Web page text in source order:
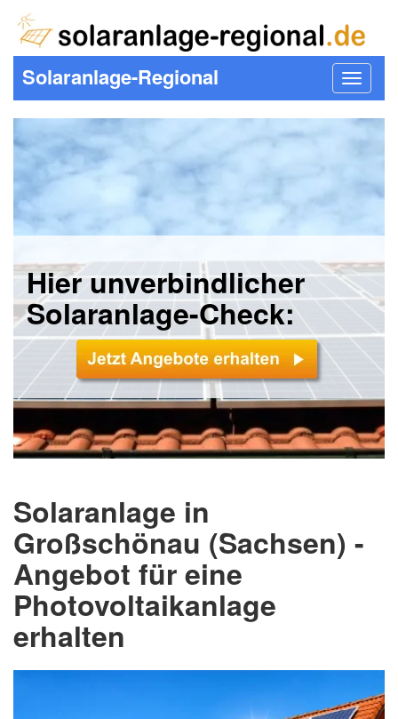
Toggle
Solaranlage-Regional
Hier unverbindlicher
Solaranlage-Check:
Solaranlage in
Großschönau (Sachsen) -
Angebot für eine
Photovoltaikanlage
erhalten